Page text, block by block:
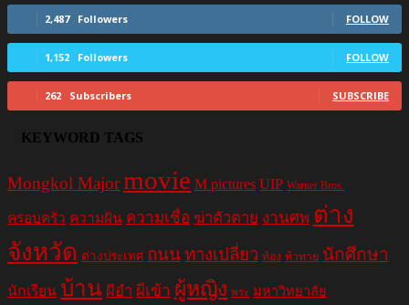
2,487 Followers FOLLOW
1,152 Followers FOLLOW
262 Subscribers SUBSCRIBE
KEYWORD TAGS
Mongkol Majormovie M pictures UIP Warner Bros.
ครอบครัว ความฝัน ความเชื่อ ฆ่าตัวตาย งานศพ ต่าง
จังหวัด ต่างประเทศ ถนนทางเปลี่ยว ท้อง ท้าทาย นักศึกษา
นักเรียน บ้าน ผีอำ ผีเข้า ผู้หญิง พระ มหาวิทยาลัย